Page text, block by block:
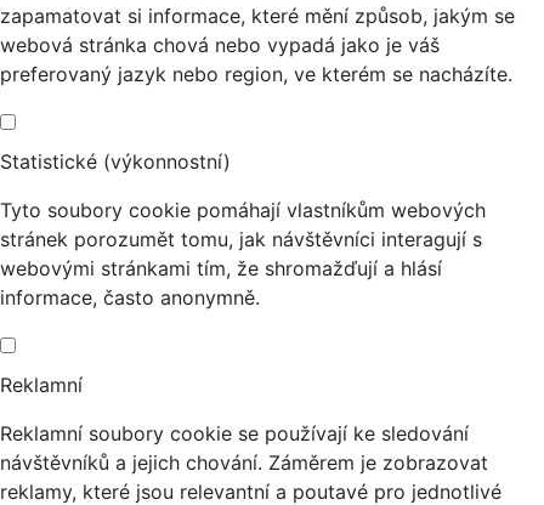
zapamatovat si informace, které mění způsob, jakým se
webová stránka chová nebo vypadá jako je váš
preferovaný jazyk nebo region, ve kterém se nacházíte.
Statistické (výkonnostní)
Tyto soubory cookie pomáhají vlastníkům webových
stránek porozumět tomu, jak návštěvníci interagují s
webovými stránkami tím, že shromažďují a hlásí
informace, často anonymně.
Reklamní
Reklamní soubory cookie se používají ke sledování
návštěvníků a jejich chování. Záměrem je zobrazovat
reklamy, které jsou relevantní a poutavé pro jednotlivé